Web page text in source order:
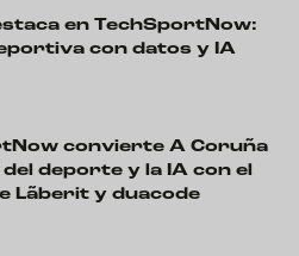
en TechSportNow:
con datos y IA
convierte A Coruña
deporte y la IA con el
Lãberit y duacode